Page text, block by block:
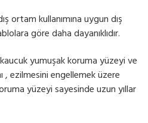
ortam kullanımına uygun dış
göre daha dayanıklıdır.
yumuşak koruma yüzeyi ve
, ezilmesini engellemek üzere
yüzeyi sayesinde uzun yıllar